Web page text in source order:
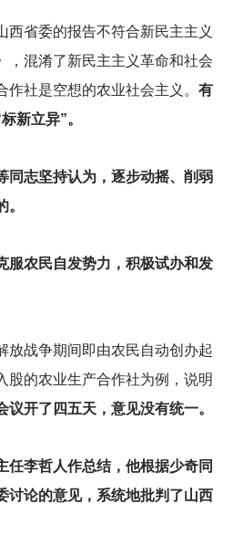
西省委的报告不符合新民主主义
，混淆了新民主主义革命和社会
社是空想的农业社会主义。 有
新立异”。
同志坚持认为，逐步动摇、削弱
服农民自发势力，积极试办和发
放战争期间即由农民自动创办起
股的农业生产合作社为例，说明
议开了四五天，意见没有统一。
任李哲人作总结，他根据少奇同
讨论的意见，系统地批判了山西